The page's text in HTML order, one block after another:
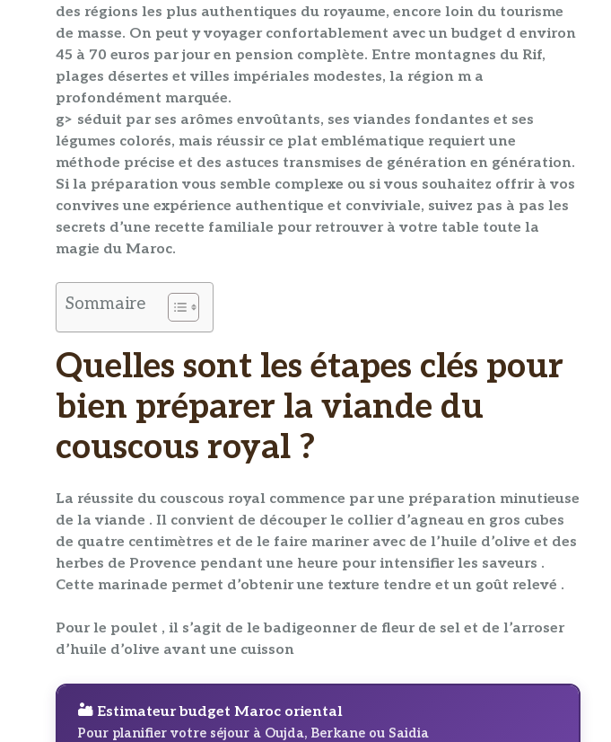
des régions les plus authentiques du royaume, encore loin du tourisme
de masse. On peut y voyager confortablement avec un budget d environ
45 à 70 euros par jouren pension complète. Entre montagnes du Rif,
plages désertes et villes impériales modestes, la région m a
profondément marquée.
g> séduit par ses arômes envoûtants, ses viandes fondantes et ses
légumes colorés, mais réussir ce plat emblématique requiert une
méthode précise et des astuces transmises de génération en génération.
Si la préparation vous semble complexe ou si vous souhaitez offrir à vos
convives une expérience authentique et conviviale, suivez pas à pas les
secrets d’une recette familiale pour retrouver à votre table toute la
magie du Maroc.
Sommaire
Quelles sont les étapes clés pour
bien préparer la viande du
couscous royal ?
La réussite du couscous royal commence par une préparation minutieuse
de la viande . Il convient de découper le collier d’agneau en gros cubes
de quatre centimètres et de le faire mariner avec de l’huile d’olive et des
herbes de Provence pendant une heure pour intensifier les saveurs .
Cette marinade permet d’obtenir une texture tendre et un goût relevé .
Pour le poulet , il s’agit de le badigeonner de fleur de sel et de l’arroser
d’huile d’olive avant une cuisson
🏜️ Estimateur budget Maroc oriental
Pour planifier votre séjour à Oujda, Berkane ou Saidia